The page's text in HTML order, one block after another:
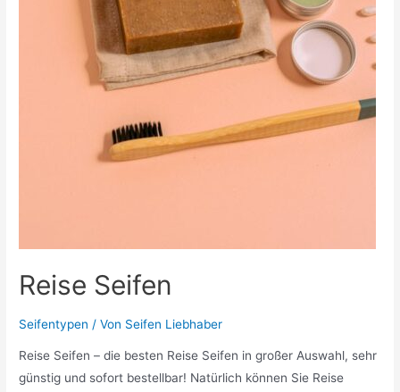
Reise Seifen
Seifentypen / Von Seifen Liebhaber
Reise Seifen – die besten Reise Seifen in großer Auswahl, sehr
günstig und sofort bestellbar! Natürlich können Sie Reise